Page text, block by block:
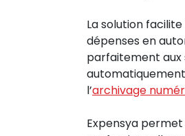
La solution
dépenses en
parfaitement
l’archivage
Expensya